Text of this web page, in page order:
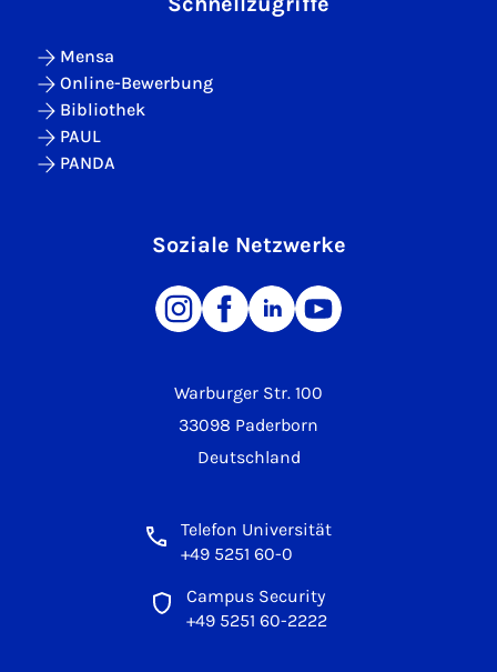
Warburger Str. 100
33098 Paderborn
Deutschland
Telefon Universität
+49 5251 60-0
Campus Security
+49 5251 60-2222
Mensa
Online-Bewerbung
Bibliothek
PAUL
PANDA
Soziale Netzwerke